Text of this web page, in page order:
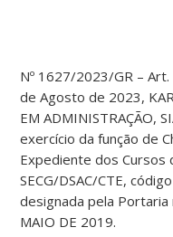
Nº 1627/2023/GR –
de Agosto de 2023,
EM ADMINISTRAÇÃO,
exercício da função de
Expediente dos Cursos
SECG/DSAC/CTE,
designada pela Portaria
MAIO DE 2019.